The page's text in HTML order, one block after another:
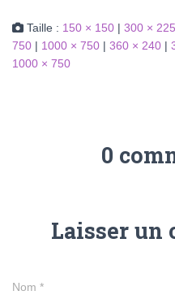
Taille : 150 × 150 | 300 × 225
750 | 1000 × 750 | 360 × 240 |
1000 × 750
0
Laisser un
Nom *